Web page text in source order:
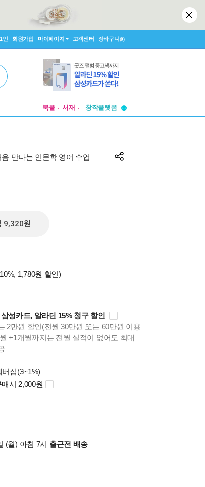
인 회원가입 마이페이지 고객센터 장바구니(0)
북플 서재
창작플랫폼
음 만나는 인문학 영어 수업
9,320원
1,780원 할인)
성카드, 알라딘 15% 청구 할인
2만원 할인(전월 30만원 또는 60만원 이용
+1개월까지는 전월 실적이 없어도 최대
버십(3~1%)
시 2,000원
(월) 아침 7시 출근전 배송